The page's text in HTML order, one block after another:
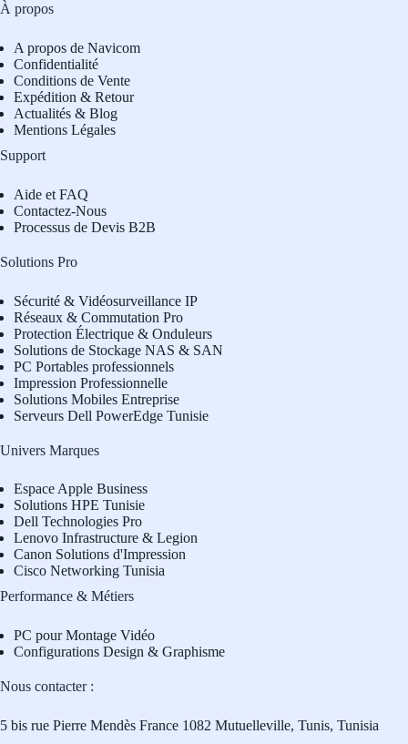
À propos
A propos de Navicom
Confidentialité
Conditions de Vente
Expédition & Retour
Actualités & Blog
Mentions Légales
Support
Aide et FAQ
Contactez-Nous
Processus de Devis B2B
Solutions Pro
Sécurité & Vidéosurveillance IP
Réseaux & Commutation Pro
Protection Électrique & Onduleurs
Solutions de Stockage NAS & SAN
PC Portables professionnels
Impression Professionnelle
Solutions Mobiles Entreprise
Serveurs Dell PowerEdge Tunisie
Univers Marques
Espace Apple Business
Solutions HPE Tunisie
Dell Technologies Pro
Lenovo Infrastructure & Legion
Canon Solutions d'Impression
Cisco Networking Tunisia
Performance & Métiers
PC pour Montage Vidéo
Configurations Design & Graphisme
Nous contacter :
5 bis rue Pierre Mendès France 1082 Mutuelleville, Tunis, Tunisia